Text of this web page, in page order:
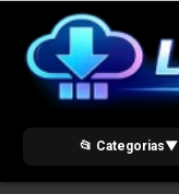
content
📂 Categorias▼